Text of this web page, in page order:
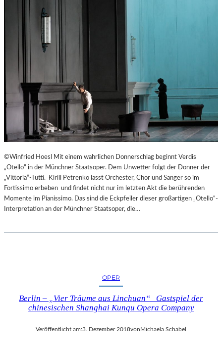
©Winfried Hoesl Mit einem wahrlichen Donnerschlag beginnt Verdis
„Otello“ in der Münchner Staatsoper. Dem Unwetter folgt der Donner der
„Vittoria“-Tutti. Kirill Petrenko lässt Orchester, Chor und Sänger so im
Fortissimo erbeben und findet nicht nur im letzten Akt die berührenden
Momente im Pianissimo. Das sind die Eckpfeiler dieser großartigen „Otello“-
Interpretation an der Münchner Staatsoper, die…
OPER
Berlin – „Vier Träume aus Linchuan“ Gastspiel der
chinesischen Shanghai Kunqu Opera Company
Veröffentlicht am:3. Dezember 2018von Michaela Schabel